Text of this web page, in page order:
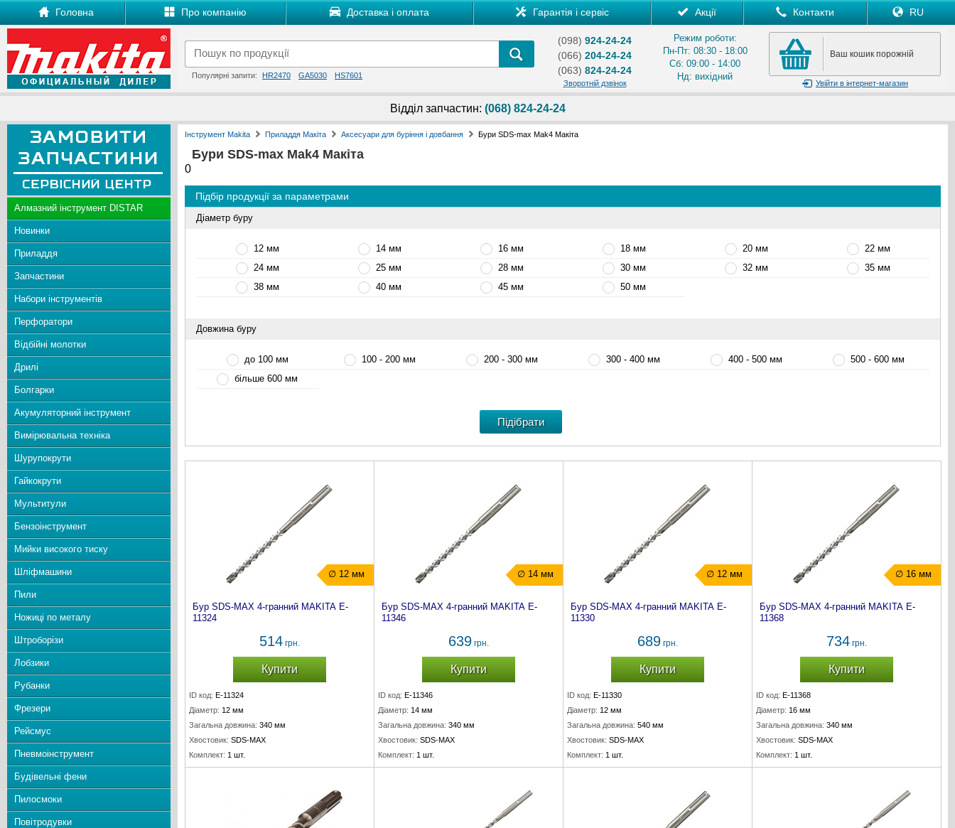
Головна Про компанію Доставка і оплата Гарантія і сервіс Акції Контакти RU
Популярні запити: HR2470 GA5030 HS7601
(098) 924-24-24
(066) 204-24-24
(063) 824-24-24
Зворотній дзвінок
Режим роботи:
Пн-Пт: 08:30 - 18:00
Сб: 09:00 - 14:00
Нд: вихідний
Ваш кошик порожній
Увійти в інтернет-магазин
Відділ запчастин: (068) 824-24-24
Алмазний інструмент DISTAR
Новинки
Приладдя
Запчастини
Набори інструментів
Перфоратори
Відбійні молотки
Дрилі
Болгарки
Акумуляторний інструмент
Вимірювальна техніка
Шурупокрути
Гайкокрути
Мультитули
Бензоінструмент
Мийки високого тиску
Шліфмашини
Пили
Ножиці по металу
Штроборізи
Лобзики
Рубанки
Фрезери
Рейсмус
Пневмоінструмент
Будівельні фени
Пилосмоки
Повітродувки
Інструмент Makita Приладдя Макіта Аксесуари для буріння і довбання Бури SDS-max Mak4 Макіта
Бури SDS-max Mak4 Макіта
0
Підбір продукції за параметрами
Діаметр буру
12 мм 14 мм 16 мм 18 мм 20 мм
22 мм
24 мм
25 мм 28 мм 30 мм 32 мм
35 мм
38 мм
40 мм 45 мм 50 мм
Довжина буру
до 100 мм 100 - 200 мм 200 - 300 мм 300 - 400 мм 400 - 500 мм
500 - 600 мм
більше 600 мм
∅ 12 мм
Бур SDS-MAX 4-гранний MAKITA E-
11324
514 грн.
Купити
ID код: E-11324
Діаметр: 12 мм
Загальна довжина: 340 мм
Хвостовик: SDS-MAX
Комплект: 1 шт.
∅ 14 мм
Бур SDS-MAX 4-гранний MAKITA E-
11346
639 грн.
Купити
ID код: E-11346
Діаметр: 14 мм
Загальна довжина: 340 мм
Хвостовик: SDS-MAX
Комплект: 1 шт.
∅ 12 мм
Бур SDS-MAX 4-гранний MAKITA E-
11330
689 грн.
Купити
ID код: E-11330
Діаметр: 12 мм
Загальна довжина: 540 мм
Хвостовик: SDS-MAX
Комплект: 1 шт.
∅ 16 мм
Бур SDS-MAX 4-гранний MAKITA E-
11368
734 грн.
Купити
ID код: E-11368
Діаметр: 16 мм
Загальна довжина: 340 мм
Хвостовик: SDS-MAX
Комплект: 1 шт.